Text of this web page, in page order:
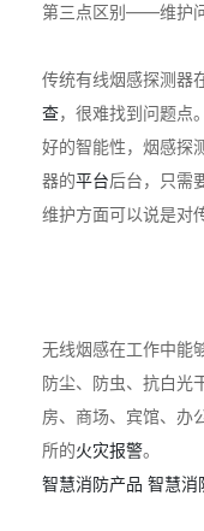
第三点区别——维护问
传统有线烟感探测器
查，很难找到问题点
好的智能性，烟感探
器的平台后台，只需
维护方面可以说是对
无线烟感在工作中能
防尘、防虫、抗白光
房、商场、宾馆、办
所的火灾报警。
智慧消防产品 智慧消